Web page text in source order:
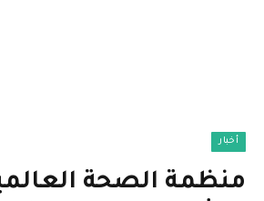
أخبار
منظمة الصحة